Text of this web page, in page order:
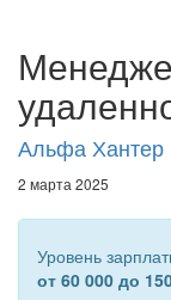
Альфа Хантер
2 марта 2025
Уровень
от 60 000 до